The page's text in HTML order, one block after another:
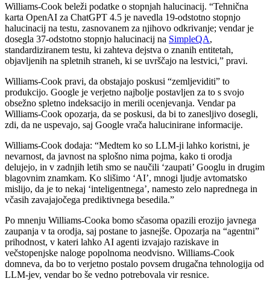
Williams-Cook beleži podatke o stopnjah halucinacij. “Tehnična
karta OpenAI za ChatGPT 4.5 je navedla 19-odstotno stopnjo
halucinacij na testu, zasnovanem za njihovo odkrivanje; vendar je
dosegla 37-odstotno stopnjo halucinacij na SimpleQA,
standardiziranem testu, ki zahteva dejstva o znanih entitetah,
objavljenih na spletnih straneh, ki se uvrščajo na lestvici,” pravi.
Williams-Cook pravi, da obstajajo poskusi “zemljeviditi” to
produkcijo. Google je verjetno najbolje postavljen za to s svojo
obsežno spletno indeksacijo in merili ocenjevanja. Vendar pa
Williams-Cook opozarja, da se poskusi, da bi to zanesljivo dosegli,
zdi, da ne uspevajo, saj Google vrača halucinirane informacije.
Williams-Cook dodaja: “Medtem ko so LLM-ji lahko koristni, je
nevarnost, da javnost na splošno nima pojma, kako ti orodja
delujejo, in v zadnjih letih smo se naučili ‘zaupati’ Googlu in drugim
blagovnim znamkam. Ko slišimo ‘AI’, mnogi ljudje avtomatsko
mislijo, da je to nekaj ‘inteligentnega’, namesto zelo naprednega in
včasih zavajajočega prediktivnega besedila.”
Po mnenju Williams-Cooka bomo sčasoma opazili erozijo javnega
zaupanja v ta orodja, saj postane to jasnejše. Opozarja na “agentni”
prihodnost, v kateri lahko AI agenti izvajajo raziskave in
večstopenjske naloge popolnoma neodvisno. Williams-Cook
domneva, da bo to verjetno postalo povsem drugačna tehnologija od
LLM-jev, vendar bo še vedno potrebovala vir resnice.